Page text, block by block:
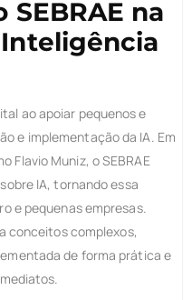
SEBRAE na
ao apoiar pequenos e
e implementação da IA. Em
Flavio Muniz, o SEBRAE
IA, tornando essa
e pequenas empresas.
conceitos complexos,
de forma prática e